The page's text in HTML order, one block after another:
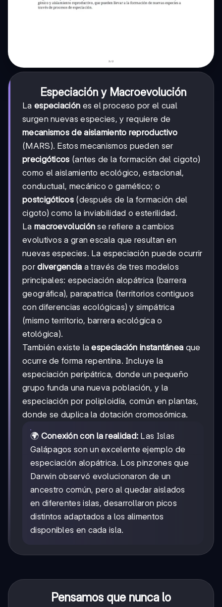
Especiación y Macroevolución
La especiación es el proceso por el cual
surgen nuevas especies, y requiere de
mecanismos de aislamiento reproductivo
(MARS). Estos mecanismos pueden ser
precigóticos (antes de la formación del cigoto)
como el aislamiento ecológico, estacional,
conductual, mecánico o gamético; o
postcigóticos(después de la formación del
cigoto) como la inviabilidad o esterilidad.
La macroevolución se refiere a cambios
evolutivos a gran escala que resultan en
nuevas especies. La especiación puede ocurrir
pordivergencia a través de tres modelos
principales: especiación alopátrica (barrera
geográfica), parapatrica (territorios contiguos
con diferencias ecológicas) y simpátrica
(mismo territorio, barrera ecológica o
etológica).
También existe laespeciación instantánea que
ocurre de forma repentina. Incluye la
especiación peripátrica, donde un pequeño
grupo funda una nueva población, y la
especiación por poliploidía, común en plantas,
donde se duplica la dotación cromosómica.
🌍 Conexión con la realidad: Las Islas
Galápagos son un excelente ejemplo de
especiación alopátrica. Los pinzones que
Darwin observó evolucionaron de un
ancestro común, pero al quedar aislados
en diferentes islas, desarrollaron picos
distintos adaptados a los alimentos
disponibles en cada isla.
Pensamos que nunca lo